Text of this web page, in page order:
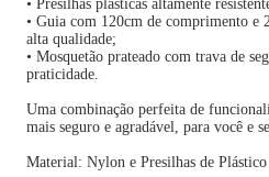
• Presilhas plásticas altamente
• Guia com 120cm de comprimento e
alta qualidade;
• Mosquetão prateado com trava de
praticidade.
Uma combinação perfeita de
mais seguro e agradável, para você e
Material: Nylon e Presilhas de Plástico